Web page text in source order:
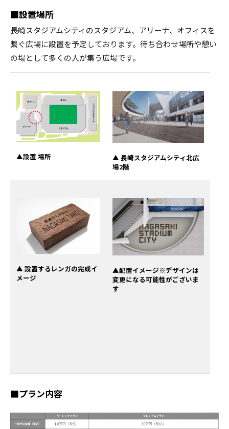
■設置場所
長崎スタジアムシティのスタジアム、アリーナ、オフィスを
繋ぐ広場に設置を予定しております。待ち合わせ場所や憩い
の場として多くの人が集う広場です。
▲設置 場所
▲ 長崎スタジアムシティ北広
場2階
▲ 設置するレンガの完成イ
メージ
▲配置イメージ※デザインは
変更になる可能性がございま
す
■プラン内容